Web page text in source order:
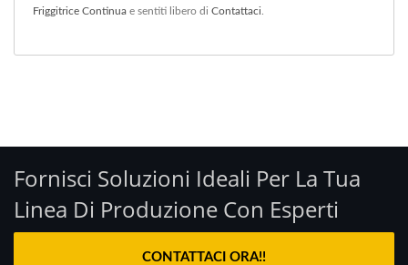
Friggitrice Continua e sentiti libero di Contattaci
Fornisci Soluzioni Ideali Per La Tua
Linea Di Produzione Con Esperti
CONTATTACI ORA!!